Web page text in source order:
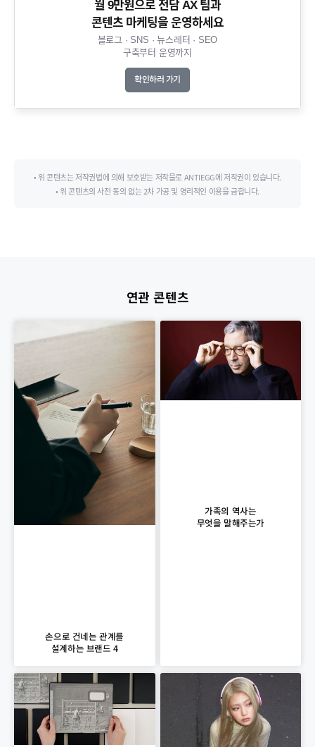
월 9만원으로 전담 AX 팀과
콘텐츠 마케팅을 운영하세요​
블로그 · SNS · 뉴스레터 · SEO
구축부터 운영까지​
확인하러 가기
• 위 콘텐츠는 저작권법에 의해 보호받는 저작물로 ANTIEGG에 저작권이 있습니다.
• 위 콘텐츠의 사전 동의 없는 2차 가공 및 영리적인 이용을 금합니다.
연관 콘텐츠
손으로 건네는 관계를
설계하는 브랜드 4
가족의 역사는
무엇을 말해주는가